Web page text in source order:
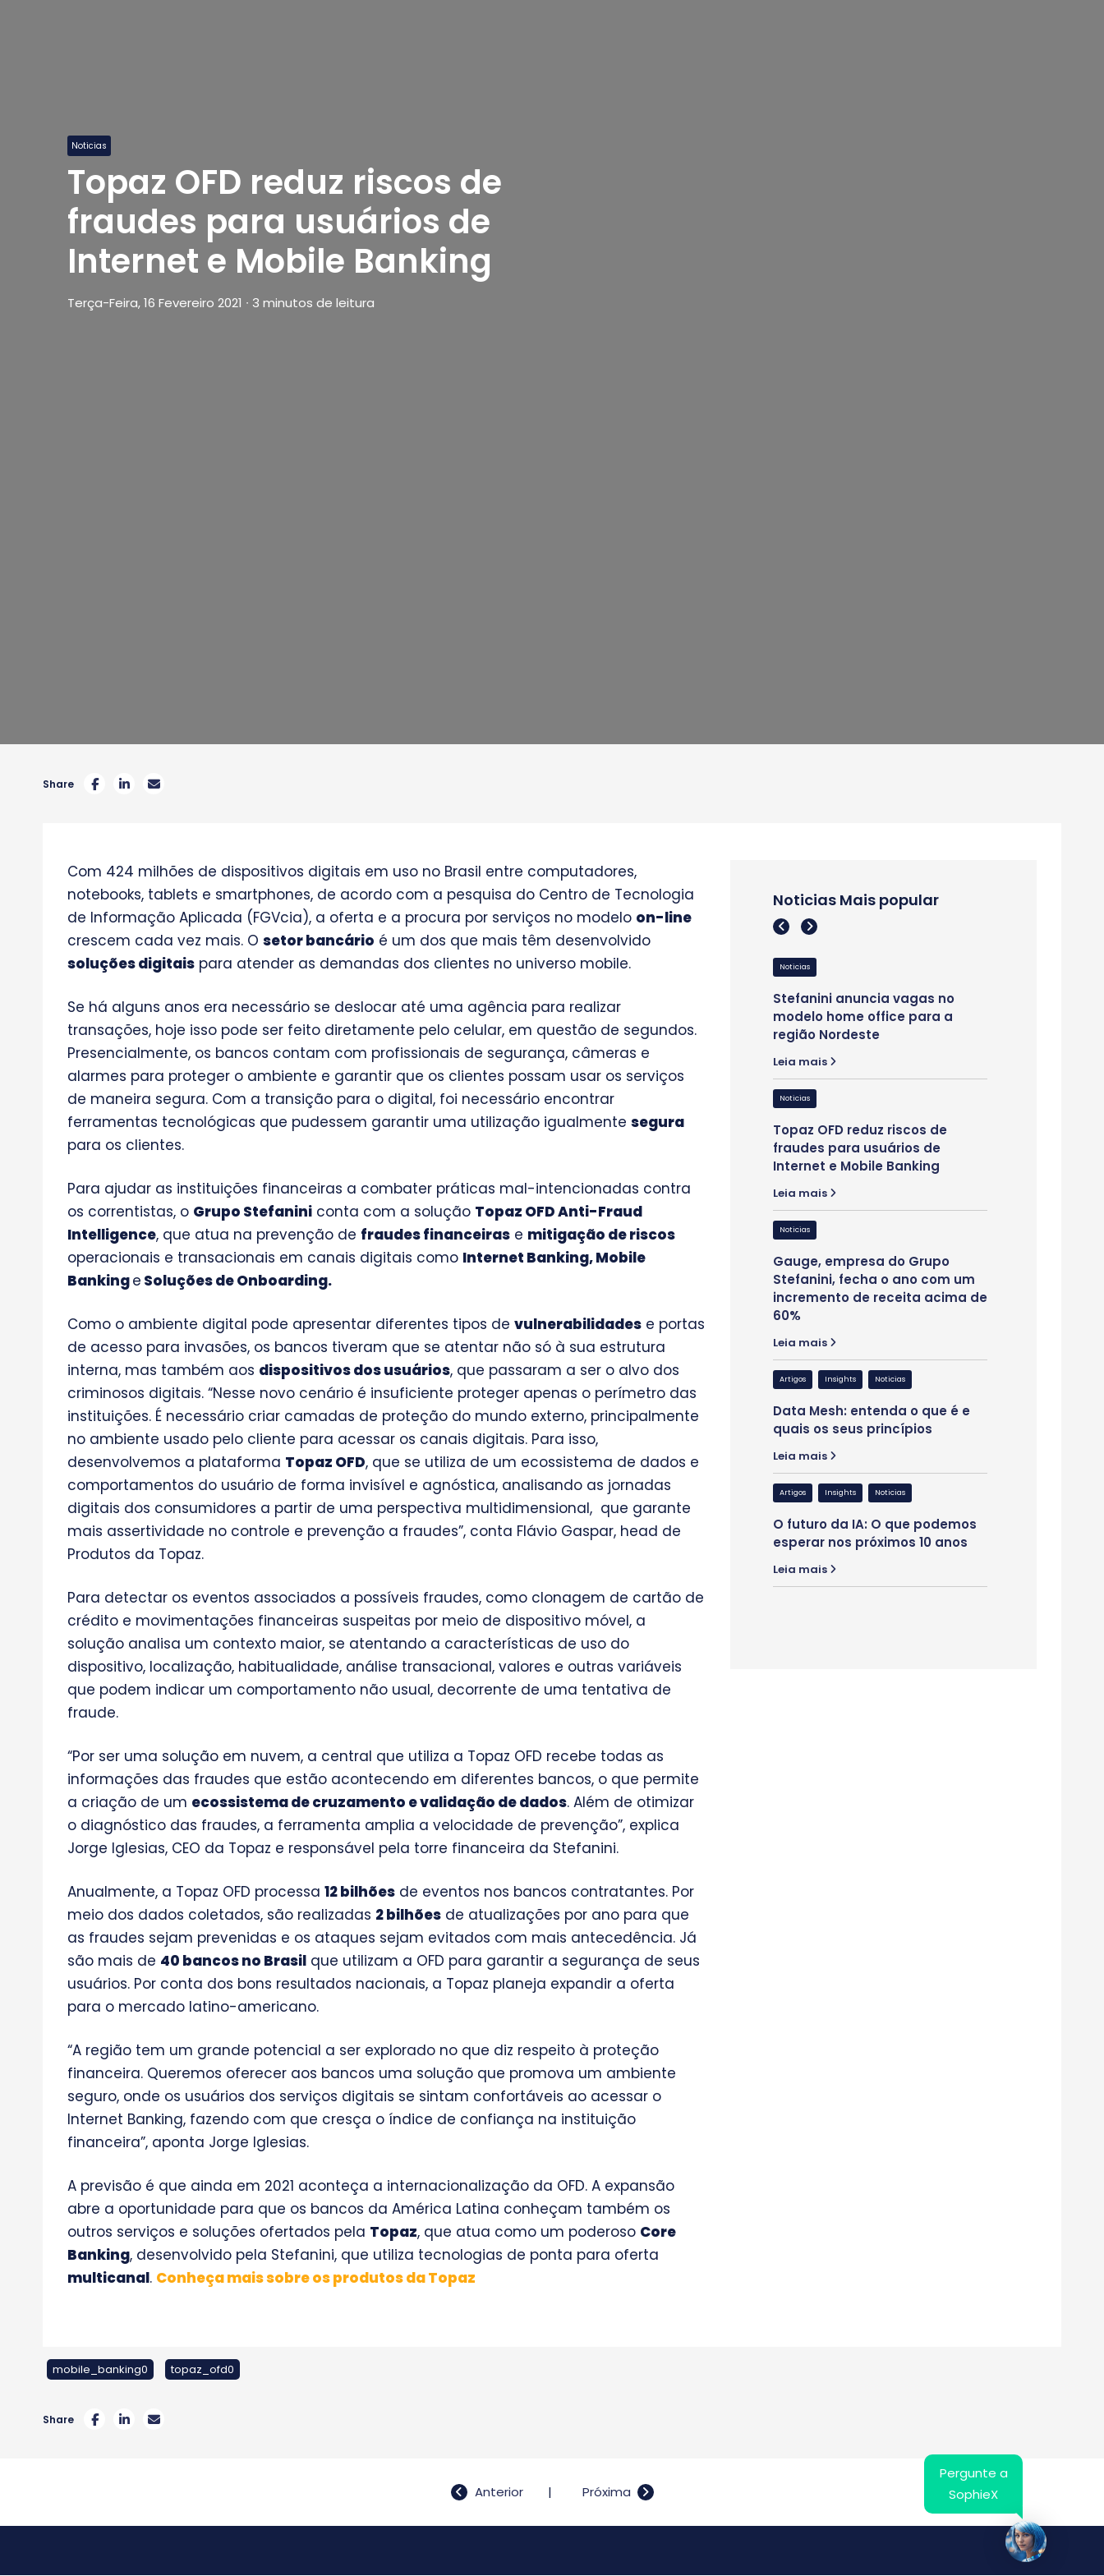
Noticias
Topaz OFD reduz riscos de
fraudes para usuários de
Internet e Mobile Banking
Terça-Feira, 16 Fevereiro 2021 ∙ 3 minutos de leitura
Share
Com 424 milhões de dispositivos digitais em uso no Brasil entre computadores,
notebooks, tablets e smartphones, de acordo com a pesquisa do Centro de Tecnologia
de Informação Aplicada (FGVcia), a oferta e a procura por serviços no modelo on-line
crescem cada vez mais. O setor bancário é um dos que mais têm desenvolvido
soluções digitais para atender as demandas dos clientes no universo mobile.
Se há alguns anos era necessário se deslocar até uma agência para realizar
transações, hoje isso pode ser feito diretamente pelo celular, em questão de segundos.
Presencialmente, os bancos contam com profissionais de segurança, câmeras e
alarmes para proteger o ambiente e garantir que os clientes possam usar os serviços
de maneira segura. Com a transição para o digital, foi necessário encontrar
ferramentas tecnológicas que pudessem garantir uma utilização igualmente segura
para os clientes.
Para ajudar as instituições financeiras a combater práticas mal-intencionadas contra
os correntistas, o Grupo Stefanini conta com a solução Topaz OFD Anti-Fraud
Intelligence, que atua na prevenção de fraudes financeiras e mitigação de riscos
operacionais e transacionais em canais digitais como Internet Banking, Mobile
Bankinge Soluções de Onboarding.
Como o ambiente digital pode apresentar diferentes tipos de vulnerabilidades e portas
de acesso para invasões, os bancos tiveram que se atentar não só à sua estrutura
interna, mas também aos dispositivos dos usuários, que passaram a ser o alvo dos
criminosos digitais. “Nesse novo cenário é insuficiente proteger apenas o perímetro das
instituições. É necessário criar camadas de proteção do mundo externo, principalmente
no ambiente usado pelo cliente para acessar os canais digitais. Para isso,
desenvolvemos a plataforma Topaz OFD, que se utiliza de um ecossistema de dados e
comportamentos do usuário de forma invisível e agnóstica, analisando as jornadas
digitais dos consumidores a partir de uma perspectiva multidimensional, que garante
mais assertividade no controle e prevenção a fraudes”, conta Flávio Gaspar, head de
Produtos da Topaz.
Para detectar os eventos associados a possíveis fraudes, como clonagem de cartão de
crédito e movimentações financeiras suspeitas por meio de dispositivo móvel, a
solução analisa um contexto maior, se atentando a características de uso do
dispositivo, localização, habitualidade, análise transacional, valores e outras variáveis
que podem indicar um comportamento não usual, decorrente de uma tentativa de
fraude.
“Por ser uma solução em nuvem, a central que utiliza a Topaz OFD recebe todas as
informações das fraudes que estão acontecendo em diferentes bancos, o que permite
a criação de um ecossistema de cruzamento e validação de dados. Além de otimizar
o diagnóstico das fraudes, a ferramenta amplia a velocidade de prevenção”, explica
Jorge Iglesias, CEO da Topaz e responsável pela torre financeira da Stefanini.
Anualmente, a Topaz OFD processa 12 bilhões de eventos nos bancos contratantes. Por
meio dos dados coletados, são realizadas 2 bilhões de atualizações por ano para que
as fraudes sejam prevenidas e os ataques sejam evitados com mais antecedência. Já
são mais de 40 bancos no Brasil que utilizam a OFD para garantir a segurança de seus
usuários. Por conta dos bons resultados nacionais, a Topaz planeja expandir a oferta
para o mercado latino-americano.
“A região tem um grande potencial a ser explorado no que diz respeito à proteção
financeira. Queremos oferecer aos bancos uma solução que promova um ambiente
seguro, onde os usuários dos serviços digitais se sintam confortáveis ao acessar o
Internet Banking, fazendo com que cresça o índice de confiança na instituição
financeira”, aponta Jorge Iglesias.
A previsão é que ainda em 2021 aconteça a internacionalização da OFD. A expansão
abre a oportunidade para que os bancos da América Latina conheçam também os
outros serviços e soluções ofertados pela Topaz, que atua como um poderoso Core
Banking, desenvolvido pela Stefanini, que utiliza tecnologias de ponta para oferta
multicanal. Conheça mais sobre os produtos da Topaz
Noticias Mais popular
Noticias
Stefanini anuncia vagas no
modelo home office para a
região Nordeste
Leia mais
Noticias
Topaz OFD reduz riscos de
fraudes para usuários de
Internet e Mobile Banking
Leia mais
Noticias
Gauge, empresa do Grupo
Stefanini, fecha o ano com um
incremento de receita acima de
60%
Leia mais
Artigos Insights Noticias
Data Mesh: entenda o que é e
quais os seus princípios
Leia mais
Artigos Insights Noticias
O futuro da IA: O que podemos
esperar nos próximos 10 anos
Leia mais
mobile_banking0 topaz_ofd0
Share
Anterior Próxima
Pergunte a
SophieX